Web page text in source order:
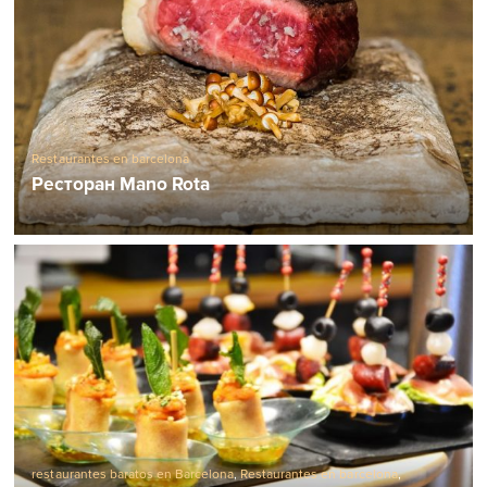
Restaurantes en barcelona
Ресторан Mano Rota
restaurantes baratos en Barcelona,Restaurantes en barcelona,